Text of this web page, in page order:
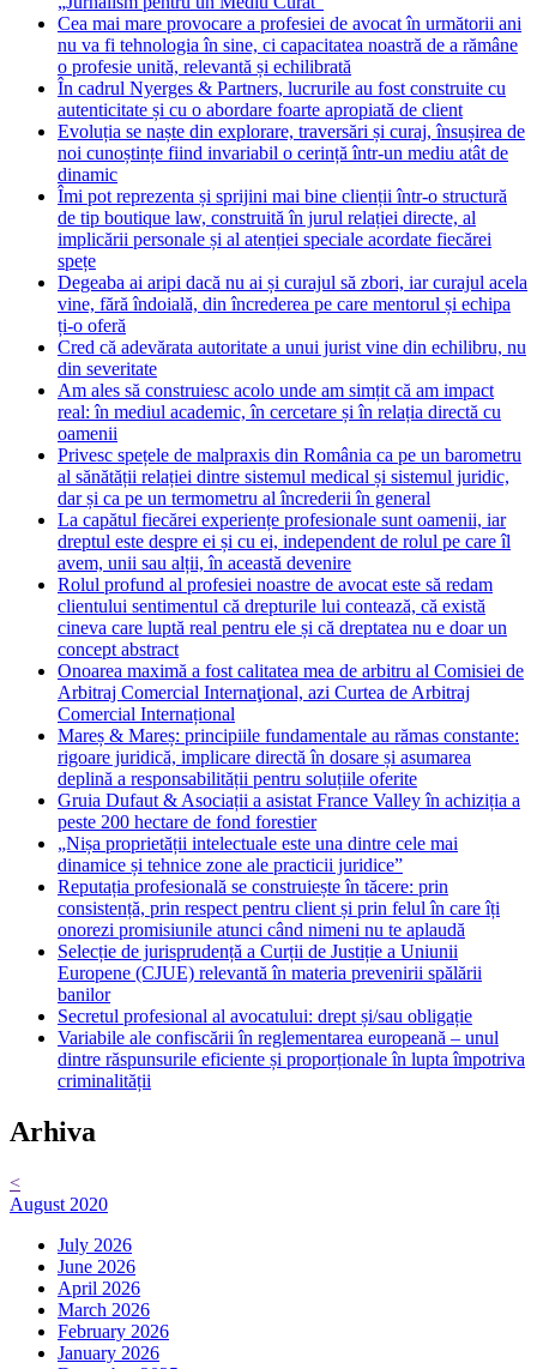
Cea mai mare provocare a profesiei de avocat în următorii ani
nu va fi tehnologia în sine, ci capacitatea noastră de a rămâne
o profesie unită, relevantă și echilibrată
În cadrul Nyerges & Partners, lucrurile au fost construite cu
autenticitate și cu o abordare foarte apropiată de client
Evoluția se naște din explorare, traversări și curaj, însușirea de
noi cunoștințe fiind invariabil o cerință într-un mediu atât de
dinamic
Îmi pot reprezenta și sprijini mai bine clienții într-o structură
de tip boutique law, construită în jurul relației directe, al
implicării personale și al atenției speciale acordate fiecărei
spețe
Degeaba ai aripi dacă nu ai și curajul să zbori, iar curajul acela
vine, fără îndoială, din încrederea pe care mentorul și echipa
ți-o oferă
Cred că adevărata autoritate a unui jurist vine din echilibru, nu
din severitate
Am ales să construiesc acolo unde am simțit că am impact
real: în mediul academic, în cercetare și în relația directă cu
oamenii
Privesc spețele de malpraxis din România ca pe un barometru
al sănătății relației dintre sistemul medical și sistemul juridic,
dar și ca pe un termometru al încrederii în general
La capătul fiecărei experiențe profesionale sunt oamenii, iar
dreptul este despre ei și cu ei, independent de rolul pe care îl
avem, unii sau alții, în această devenire
Rolul profund al profesiei noastre de avocat este să redam
clientului sentimentul că drepturile lui contează, că există
cineva care luptă real pentru ele și că dreptatea nu e doar un
concept abstract
Onoarea maximă a fost calitatea mea de arbitru al Comisiei de
Arbitraj Comercial Internaţional, azi Curtea de Arbitraj
Comercial Internațional
Mareș & Mareș: principiile fundamentale au rămas constante:
rigoare juridică, implicare directă în dosare și asumarea
deplină a responsabilității pentru soluțiile oferite
Gruia Dufaut & Asociații a asistat France Valley în achiziția a
peste 200 hectare de fond forestier
„Nișa proprietății intelectuale este una dintre cele mai
dinamice și tehnice zone ale practicii juridice”
Reputația profesională se construiește în tăcere: prin
consistență, prin respect pentru client și prin felul în care îți
onorezi promisiunile atunci când nimeni nu te aplaudă
Selecție de jurisprudență a Curții de Justiție a Uniunii
Europene (CJUE) relevantă în materia prevenirii spălării
banilor
Secretul profesional al avocatului: drept și/sau obligație
Variabile ale confiscării în reglementarea europeană – unul
dintre răspunsurile eficiente și proporționale în lupta împotriva
criminalității
Arhiva
<
August 2020
July 2026
June 2026
April 2026
March 2026
February 2026
January 2026